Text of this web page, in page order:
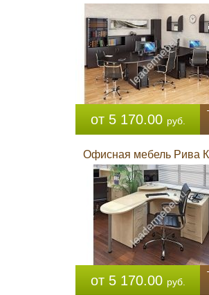
от 5 170.00 руб.
Офисная мебель Рива
от 5 170.00 руб.